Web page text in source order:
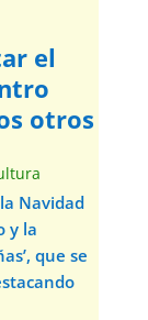
el
otros
Navidad
y la
que se